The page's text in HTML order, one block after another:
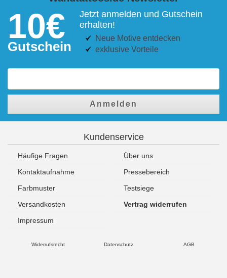
10€
Gutschein
Jetzt anmelden und Gutschein
erhalten!
Neue Motive entdecken
exklusive Vorteile
Anmelden
Kundenservice
Häufige Fragen
Über uns
Kontaktaufnahme
Pressebereich
Farbmuster
Testsiege
Versandkosten
Vertrag widerrufen
Impressum
Widerrufsrecht Datenschutz AGB